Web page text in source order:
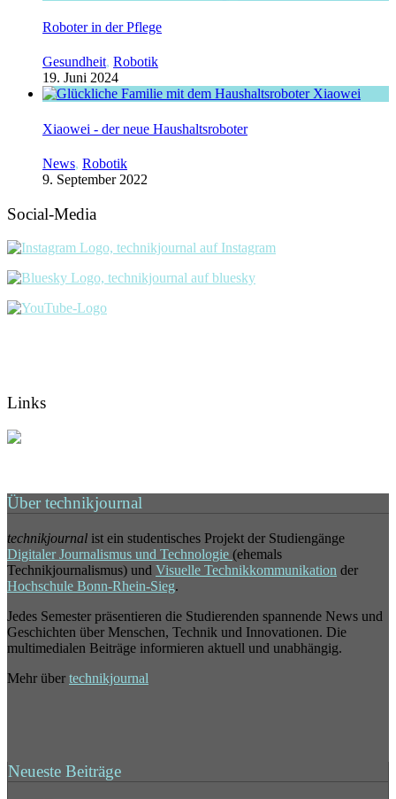
Roboter in der Pflege
Gesundheit, Robotik
19. Juni 2024
Xiaowei - der neue Haushaltsroboter
News, Robotik
9. September 2022
Social-Media
Links
Über technikjournal
technikjournal ist ein studentisches Projekt der Studiengänge
Digitaler Journalismus und Technologie (ehemals
Technikjournalismus) und Visuelle Technikkommunikation der
Hochschule Bonn-Rhein-Sieg.
Jedes Semester präsentieren die Studierenden spannende News und
Geschichten über Menschen, Technik und Innovationen. Die
multimedialen Beiträge informieren aktuell und unabhängig.
Mehr über technikjournal
Neueste Beiträge